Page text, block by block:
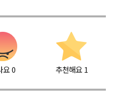
요0 추천해요 1